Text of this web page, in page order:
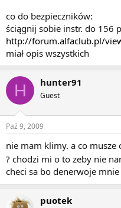
co do bezpieczników:
ściągnij sobie instr. do 156
http://forum.alfaclub.pl/
miał opis wszystkich
H hunter91
Guest
Paź 9, 2009
nie mam klimy. a co musze
? chodzi mi o to zeby nie
checi sa bo denerwoje
puotek